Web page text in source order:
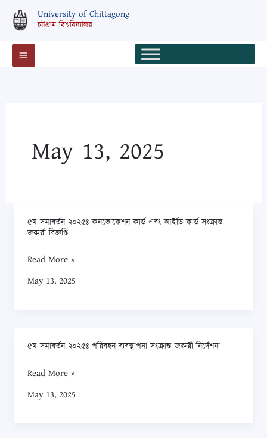
content
University of Chittagong
চট্টগ্রাম বিশ্ববিদ্যালয়
May 13, 2025
৫ম সমাবর্তন ২০২৫ঃ কনভোকেশন কার্ড এবং আইডি কার্ড সংক্রান্ত
জরুরী বিজ্ঞপ্তি
৫ম
২০২৫ঃ
কার্ড
সংক্রান্ত
জরুরী
Read More »
May 13, 2025
৫ম সমাবর্তন ২০২৫ঃ পরিবহন ব্যবস্থাপনা সংক্রান্ত জরুরী নির্দেশনা
৫ম
২০২৫ঃ
পরিবহন
Read More »
May 13, 2025